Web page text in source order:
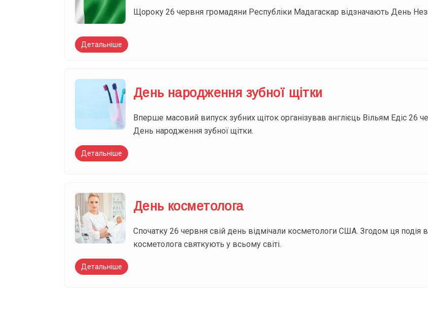
Щороку 26 червня громадяни Республіки Мадагаскар відзначають День
Детальніше
День народження зубної щітки
Вперше масовий випуск зубних щіток організував англієць Вільям Едіс 26
День народження зубної щітки.
Детальніше
День косметолога
Спочатку 26 червня свій день відмічали косметологи США. Згодом ця подія
косметолога святкують у всьому світі.
Детальніше